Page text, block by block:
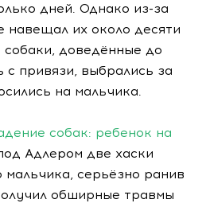
дней. Однако из-за
навещал их около десяти
собаки, доведённые до
с привязи, выбрались за
на мальчика.
собак: ребенок на
Адлером две хаски
мальчика, серьёзно ранив
обширные травмы